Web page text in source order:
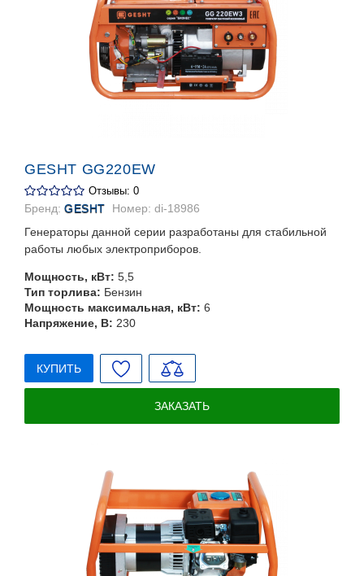
GESHT GG220EW
Отзывы: 0
Бренд: GESHT Номер: di-18986
Генераторы данной серии разработаны для стабильной
работы любых электроприборов.
Мощность, кВт: 5,5
Тип торлива: Бензин
Мощность максимальная, кВт: 6
Напряжение, В: 230
КУПИТЬ
ЗАКАЗАТЬ